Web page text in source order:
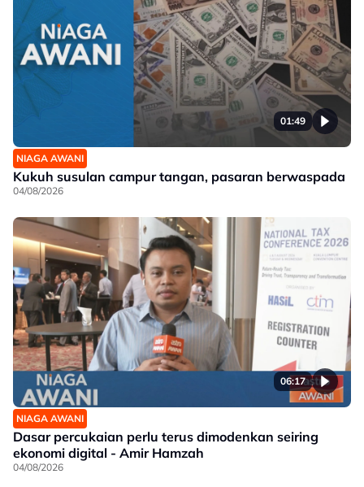
01:49
NIAGA AWANI
Kukuh susulan campur tangan, pasaran berwaspada
04/08/2026
06:17
NIAGA AWANI
Dasar percukaian perlu terus dimodenkan seiring
ekonomi digital - Amir Hamzah
04/08/2026